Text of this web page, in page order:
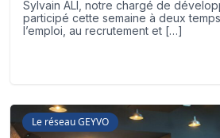
Sylvain ALI, notre chargé de
participé cette semaine à deux
l’emploi, au recrutement et […]
Le réseau GEYVO